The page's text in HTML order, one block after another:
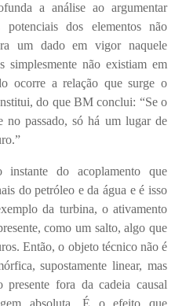
a análise ao argumentar
dos elementos não
um dado em vigor naquele
simplesmente não existiam em
ocorre a relação que surge o
do que BM conclui: “Se o
no passado, só há um lugar de
do acoplamento que
do petróleo e da água e é isso
da turbina, o ativamento
como um salto, algo que
Então, o objeto técnico não é
supostamente linear, mas
fora da cadeia causal
absoluta. É o efeito que